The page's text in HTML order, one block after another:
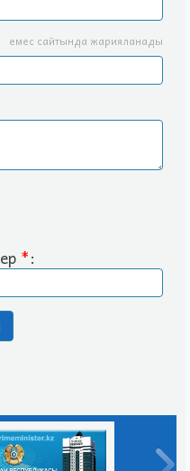
емес сайтында жарияланады
*: